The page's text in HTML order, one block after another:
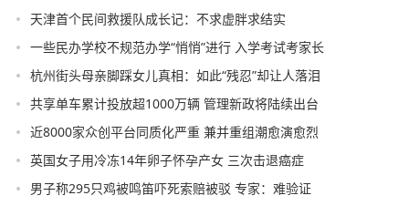
天津首个民间救援队成长记：不求虚胖求结实
一些民办学校不规范办学“悄悄”进行 入学考试考家长
杭州街头母亲脚踩女儿真相：如此“残忍”却让人落泪
共享单车累计投放超1000万辆 管理新政将陆续出台
近8000家众创平台同质化严重 兼并重组潮愈演愈烈
英国女子用冷冻14年卵子怀孕产女 三次击退癌症
男子称295只鸡被鸣笛吓死索赔被驳 专家：难验证